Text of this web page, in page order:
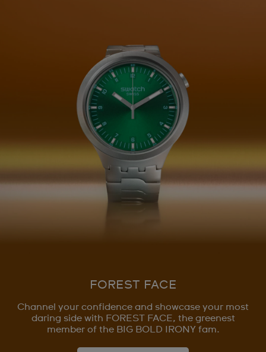
FOREST FACE
Channel your confidence and showcase your most
daring side with FOREST FACE, the greenest
member of the BIG BOLD IRONY fam.